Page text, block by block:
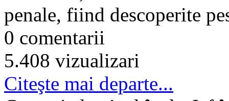
penale, fiind descoperite
0 comentarii
5.408 vizualizari
Citeşte mai departe...